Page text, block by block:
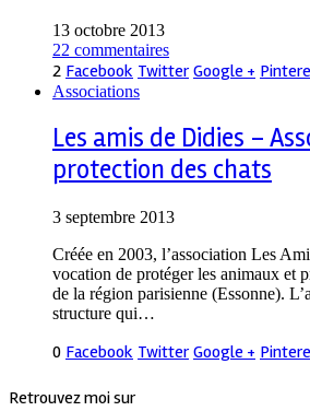
13 octobre 2013
22 commentaires
2 Facebook Twitter Google +
Associations
Les amis de Didies –
protection des chats
3 septembre 2013
Créée en 2003, l’association Les
vocation de protéger les animaux et
de la région parisienne (Essonne).
structure qui…
0 Facebook Twitter Google +
Retrouvez moi sur